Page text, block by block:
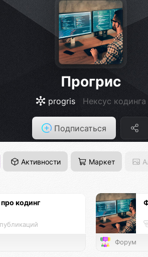
Прогрис
progris Нексус кодинга
Подписаться
Активности Маркет
кодинг
Форум